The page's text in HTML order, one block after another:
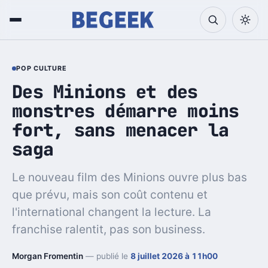
POP CULTURE
Des Minions et des
monstres démarre moins
fort, sans menacer la
saga
Le nouveau film des Minions ouvre plus bas
que prévu, mais son coût contenu et
l'international changent la lecture. La
franchise ralentit, pas son business.
Morgan Fromentin — publié le 8 juillet 2026 à 11h00